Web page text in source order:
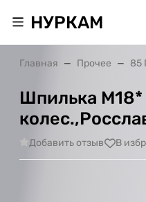
НУРКАМ
Главная Прочее 85
Шпилька М18*
Добавить отзыв В